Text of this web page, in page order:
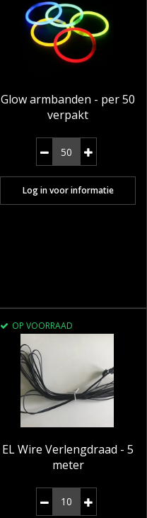
Glow armbanden - per 50
verpakt
Log in voor informatie
OP VOORRAAD
EL Wire Verlengdraad - 5
meter